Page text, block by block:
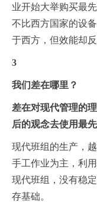
业开始大举购买最
不比西方国家的设
于西方，但效能却反
3
我们差在哪里？
差在对现代管理的
后的观念去使用最先
现代班组的生产，
手工作业为主，利
现代班组，没有稳
存基础。